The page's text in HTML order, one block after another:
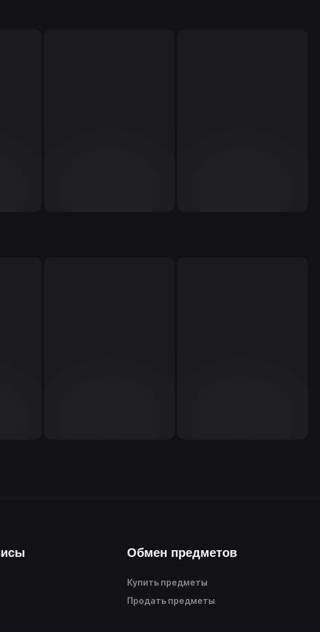
Обмен предметов
Купить предметы
Продать предметы